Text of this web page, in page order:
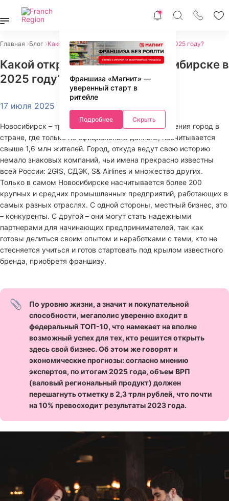
Франшиза «Магнит» —
уверенный старт в
ритейле
Подробнее Скрыть
Главная Блог Какой открыть бизнес в Новосибирске в 2025 году?
Какой открыть бизнес в Новосибирске в
2025 году?
17 июля 2025
Новосибирск – третий по величине и числу населения город в
стране, где только по официальным данным, насчитывается
свыше 1,6 млн жителей. Город, откуда ведут свою историю
немало знаковых компаний, чьи имена прекрасно известны
всей России: 2GIS, СДЭК, S& Airlines и множество других.
Только в самом Новосибирске насчитывается более 200
крупных и средних промышленных предприятий, работающих в
самых разных отраслях. С одной стороны, местный бизнес, это
– конкуренты. С другой – они могут стать надежными
партнерами для начинающих предпринимателей, так как
готовы делиться своим опытом и наработками с теми, кто не
стесняется учиться и готов стартовать под крылом известного
бренда, приобретя франшизу.
По уровню жизни, а значит и покупательной
способности, мегаполис уверенно входит в
федеральный ТОП-10, что намекает на вполне
возможный успех для тех, кто решится открыть
здесь свой бизнес. Об этом же говорят и
экономические прогнозы: согласно мнению
экспертов, по итогам 2025 года, объем ВРП
(валовый региональный продукт) должен
перешагнуть отметку в 2,3 трлн рублей, что почти
на 10% превосходит результаты 2023 года.